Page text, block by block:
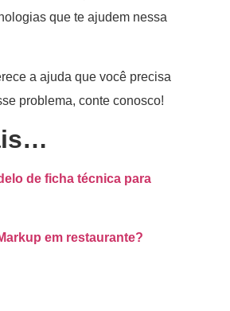
que te ajudem nessa
a ajuda que você precisa
problema, conte conosco!
de ficha técnica para
em restaurante?